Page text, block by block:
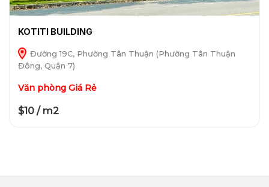
KOTITI BUILDING
Đường 19C, Phường Tân Thuận (Phường Tân Thuận
Đông, Quận 7)
Văn phòng Giá Rẻ
$10 / m2